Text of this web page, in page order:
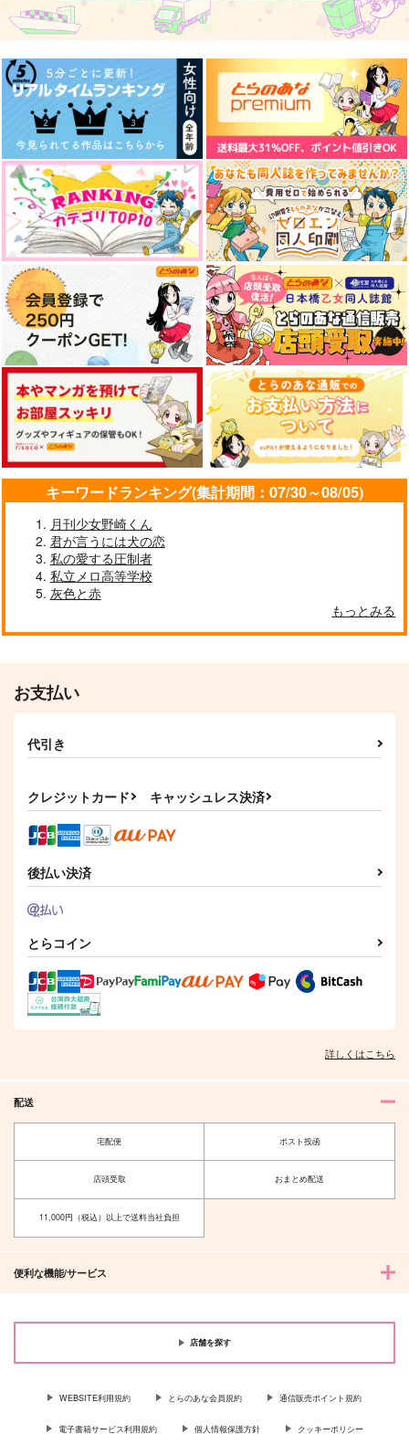
キーワードランキング(集計期間：07/30～08/05)
月刊少女野崎くん
君が言うには犬の恋
私の愛する圧制者
私立メロ高等学校
灰色と赤
もっとみる
お支払い
代引き
クレジットカード キャッシュレス決済
後払い決済
とらコイン
詳しくはこちら
配送
宅配便 ポスト投函
店頭受取 おまとめ配送
11,000円（税込）以上で送料当社負担
便利な機能/サービス
店舗を探す
WEBSITE利用規約 とらのあな会員規約 通信販売ポイント規約
電子書籍サービス利用規約 個人情報保護方針 クッキーポリシー